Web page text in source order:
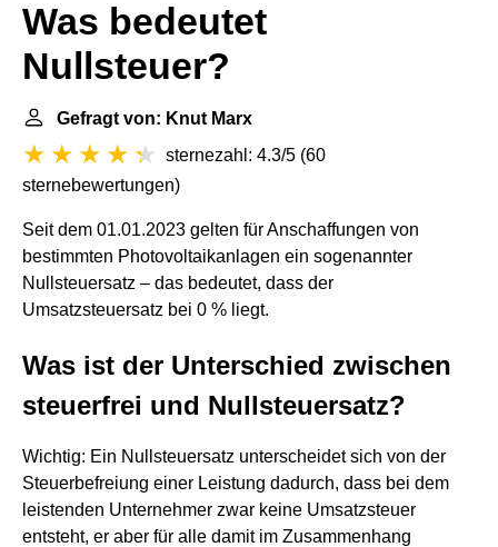
Was bedeutet
Nullsteuer?
Gefragt von: Knut Marx
sternezahl: 4.3/5 (60
sternebewertungen)
Seit dem 01.01.2023 gelten für Anschaffungen von
bestimmten Photovoltaikanlagen ein sogenannter
Nullsteuersatz – das bedeutet, dass der
Umsatzsteuersatz bei 0 % liegt.
Was ist der Unterschied zwischen
steuerfrei und Nullsteuersatz?
Wichtig: Ein Nullsteuersatz unterscheidet sich von der
Steuerbefreiung einer Leistung dadurch, dass bei dem
leistenden Unternehmer zwar keine Umsatzsteuer
entsteht, er aber für alle damit im Zusammenhang